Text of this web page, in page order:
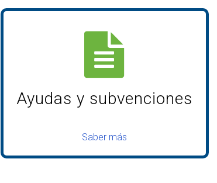
Ayudas y subvenciones
Saber más